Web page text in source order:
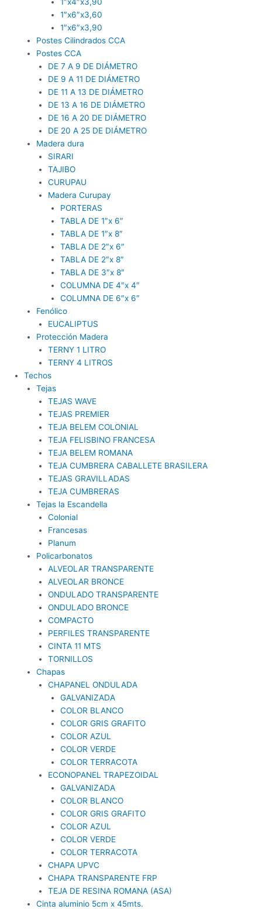
1″x6″x3,60
1″x6″x3,90
Postes Cilindrados CCA
Postes CCA
DE 7 A 9 DE DIÁMETRO
DE 9 A 11 DE DIÁMETRO
DE 11 A 13 DE DIÁMETRO
DE 13 A 16 DE DIÁMETRO
DE 16 A 20 DE DIÁMETRO
DE 20 A 25 DE DIÁMETRO
Madera dura
SIRARI
TAJIBO
CURUPAU
Madera Curupay
PORTERAS
TABLA DE 1″x 6″
TABLA DE 1″x 8″
TABLA DE 2″x 6″
TABLA DE 2″x 8″
TABLA DE 3″x 8″
COLUMNA DE 4″x 4″
COLUMNA DE 6″x 6″
Fenólico
EUCALIPTUS
Protección Madera
TERNY 1 LITRO
TERNY 4 LITROS
Techos
Tejas
TEJAS WAVE
TEJAS PREMIER
TEJA BELEM COLONIAL
TEJA FELISBINO FRANCESA
TEJA BELEM ROMANA
TEJA CUMBRERA CABALLETE BRASILERA
TEJAS GRAVILLADAS
TEJA CUMBRERAS
Tejas la Escandella
Colonial
Francesas
Planum
Policarbonatos
ALVEOLAR TRANSPARENTE
ALVEOLAR BRONCE
ONDULADO TRANSPARENTE
ONDULADO BRONCE
COMPACTO
PERFILES TRANSPARENTE
CINTA 11 MTS
TORNILLOS
Chapas
CHAPANEL ONDULADA
GALVANIZADA
COLOR BLANCO
COLOR GRIS GRAFITO
COLOR AZUL
COLOR VERDE
COLOR TERRACOTA
ECONOPANEL TRAPEZOIDAL
GALVANIZADA
COLOR BLANCO
COLOR GRIS GRAFITO
COLOR AZUL
COLOR VERDE
COLOR TERRACOTA
CHAPA UPVC
CHAPA TRANSPARENTE FRP
TEJA DE RESINA ROMANA (ASA)
Cinta aluminio 5cm x 45mts.